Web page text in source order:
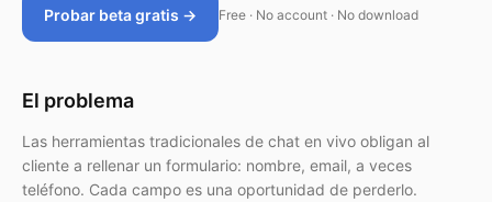
Probar beta gratis → Free · No account · No download
El problema
Las herramientas tradicionales de chat en vivo obligan al
cliente a rellenar un formulario: nombre, email, a veces
teléfono. Cada campo es una oportunidad de perderlo.